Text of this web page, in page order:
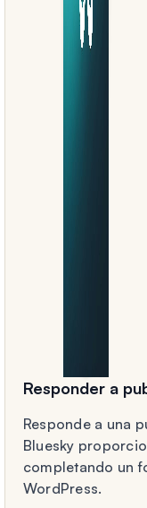
Responder a
Responde a una
Bluesky
completando un
WordPress.